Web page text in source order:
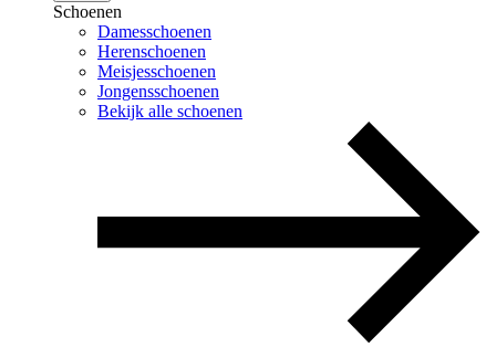
Schoenen
Damesschoenen
Herenschoenen
Meisjesschoenen
Jongensschoenen
Bekijk alle schoenen